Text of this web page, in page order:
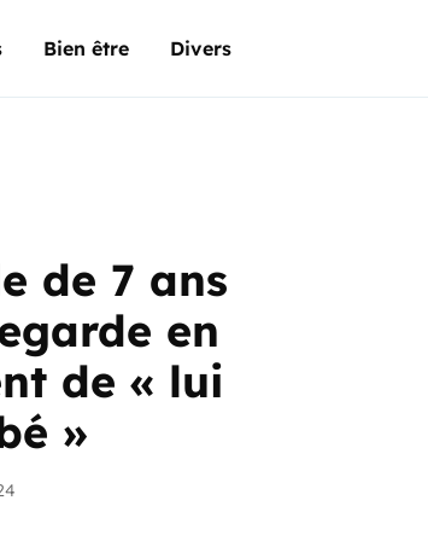
Bien être Divers
de 7 ans
en
de « lui
»